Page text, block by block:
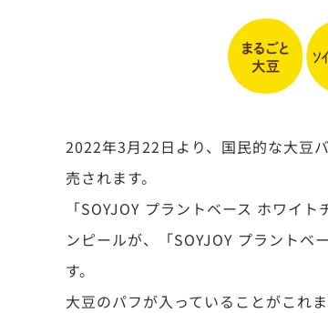
2022年3月22日より、国民的な大豆
売されます。
「SOYJOY プラントベース ホワイ
ンピールが、「SOYJOY プラントベ
す。
大豆のパフが入っていることがこれ